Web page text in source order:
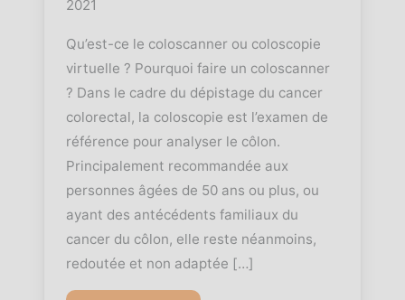
2021
Qu’est-ce le coloscanner ou coloscopie
virtuelle ? Pourquoi faire un coloscanner
? Dans le cadre du dépistage du cancer
colorectal, la coloscopie est l’examen de
référence pour analyser le côlon.
Principalement recommandée aux
personnes âgées de 50 ans ou plus, ou
ayant des antécédents familiaux du
cancer du côlon, elle reste néanmoins,
redoutée et non adaptée […]